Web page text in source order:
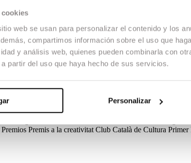
cookies
web se usan para personalizar el contenido y los
compartimos información sobre el uso que
y análisis web, quienes pueden combinarla con
partir del uso que haya hecho de sus servicios.
Personalizar
en la que tothom, menys ella, pateix algun tipus de
Créditos GuióBiel Mauri, Lola Moreno
Premios Premis a la creativitat Club Català de Cultura Primer